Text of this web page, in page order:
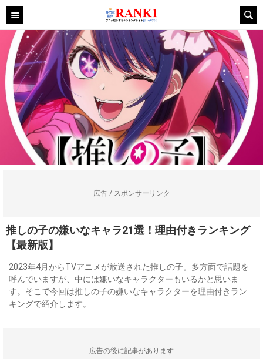
広告 / スポンサーリンク
推しの子の嫌いなキャラ21選！理由付きランキング
【最新版】
2023年4月からTVアニメが放送された推しの子。多方面で話題を
呼んでいますが、中には嫌いなキャラクターもいるかと思いま
す。そこで今回は推しの子の嫌いなキャラクターを理由付きラン
キングで紹介します。
--------------------広告の後に記事があります--------------------